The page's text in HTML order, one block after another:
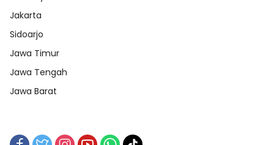
Jakarta
Sidoarjo
Jawa Timur
Jawa Tengah
Jawa Barat